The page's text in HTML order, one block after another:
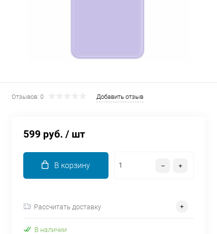
Отзывов: 0 Добавить отзыв
599 руб. / шт
В корзину
Рассчитать доставку
В наличии
об оплате Плайтом
недели
Остались вопросы?